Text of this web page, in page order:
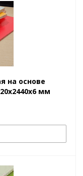
на основе
мм